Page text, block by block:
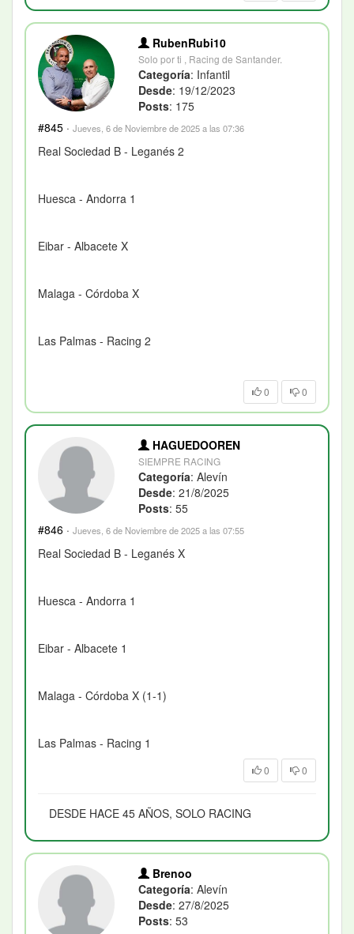
RubenRubi10
Solo por ti , Racing de Santander.
Categoría: Infantil
Desde: 19/12/2023
Posts: 175
#845 · Jueves, 6 de Noviembre de 2025 a las 07:36
Real Sociedad B - Leganés 2
Huesca - Andorra 1
Eibar - Albacete X
Malaga - Córdoba X
Las Palmas - Racing 2
0 0
HAGUEDOOREN
SIEMPRE RACING
Categoría: Alevín
Desde: 21/8/2025
Posts: 55
#846 · Jueves, 6 de Noviembre de 2025 a las 07:55
Real Sociedad B - Leganés X
Huesca - Andorra 1
Eibar - Albacete 1
Malaga - Córdoba X (1-1)
Las Palmas - Racing 1
0 0
DESDE HACE 45 AÑOS, SOLO RACING
Brenoo
Categoría: Alevín
Desde: 27/8/2025
Posts: 53